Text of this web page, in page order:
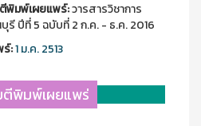
พิมพ์เผยแพร์:วารสารวิชาการ
รี ปีที่ 5 ฉบับที่ 2 ก.ค. - ธ.ค. 2016
ร์:1 ม.ค. 2513
ตีพิมพ์เผยแพร่